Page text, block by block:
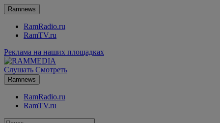
Ramnews
RamRadio.ru
RamTV.ru
Реклама на наших площадках
Слушать Смотреть
Ramnews
RamRadio.ru
RamTV.ru